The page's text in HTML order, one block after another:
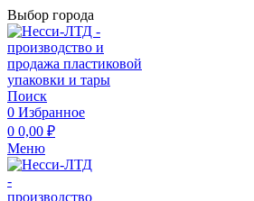
Выбор города
Поиск
0 Избранное
0 0,00 ₽
Меню